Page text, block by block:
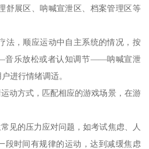
舒展区、呐喊宣泄区、档案管理区等
法，顺应运动中自主系统的情况，按
乐放松或者认知调节——呐喊宣泄
进行情绪调适。
动方式，匹配相应的游戏场景，在游
见的压力应对问题，如考试焦虑、人
段时间有规律的运动，达到减缓焦虑